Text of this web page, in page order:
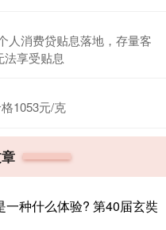
人消费贷贴息落地，存量客
法享受贴息
1053元/克
种什么体验? 第40届玄奘